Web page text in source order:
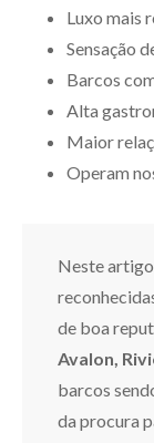
Luxo mais
Sensação
Barcos
Alta
Maior
Operam
Neste
de boa
Avalon,
barcos
da procura